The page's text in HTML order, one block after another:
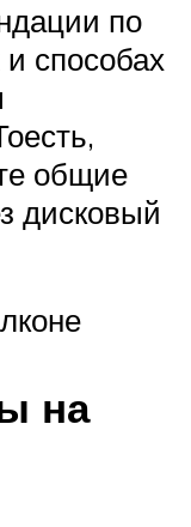
по
способах
общие
дисковый
на